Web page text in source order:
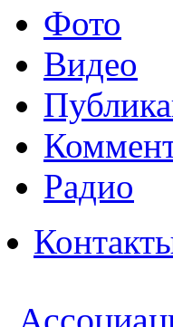
Фото
Видео
Радио